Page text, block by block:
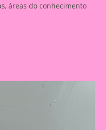
áreas do conhecimento